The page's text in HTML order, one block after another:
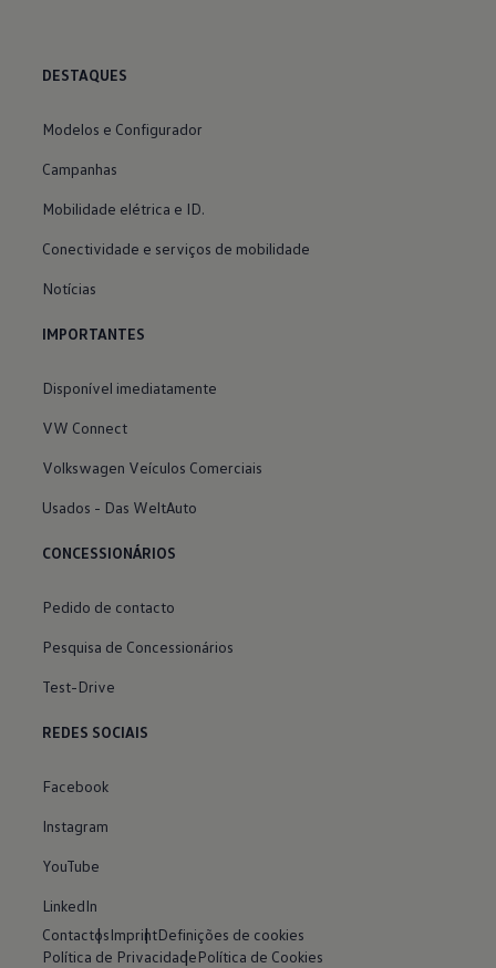
DESTAQUES
Modelos e Configurador
Campanhas
Mobilidade elétrica e ID.
Conectividade e serviços de mobilidade
Notícias
IMPORTANTES
Disponível imediatamente
VW Connect
Volkswagen Veículos Comerciais
Usados - Das WeltAuto
CONCESSIONÁRIOS
Pedido de contacto
Pesquisa de Concessionários
Test-Drive
REDES SOCIAIS
Facebook
Instagram
YouTube
LinkedIn
ContactosImprintDefinições de cookies
Política de PrivacidadePolítica de Cookies